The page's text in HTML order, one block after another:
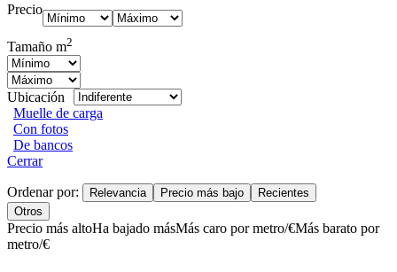
Precio
Tamaño m2
Ubicación
Muelle de carga
Con fotos
De bancos
Cerrar
Ordenar por: Relevancia Precio más bajo
Recientes
Otros
Precio más altoHa bajado másMás caro por metro/€Más barato por
metro/€